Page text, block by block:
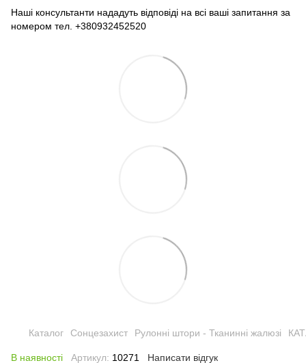
Наші консультанти нададуть відповіді на всі ваші запитання за
номером тел. +380932452520
Каталог Сонцезахист Рулонні штори - Тканинні жалюзі
В наявності Артикул: 10271 Написати відгук